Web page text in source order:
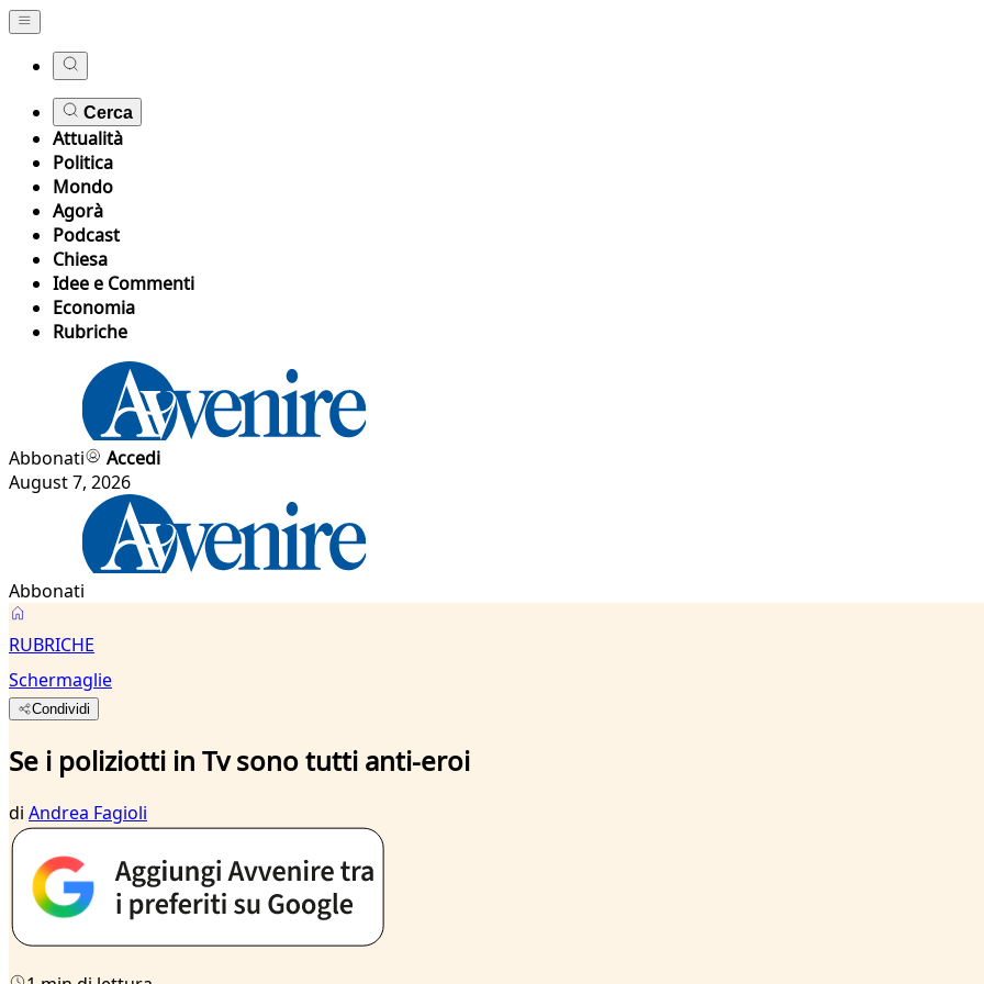
Cerca
Attualità
Politica
Mondo
Agorà
Podcast
Chiesa
Idee e Commenti
Economia
Rubriche
Abbonati
Accedi
August 7, 2026
Abbonati
RUBRICHE
Schermaglie
Condividi
Se i poliziotti in Tv sono tutti anti-eroi
di Andrea Fagioli